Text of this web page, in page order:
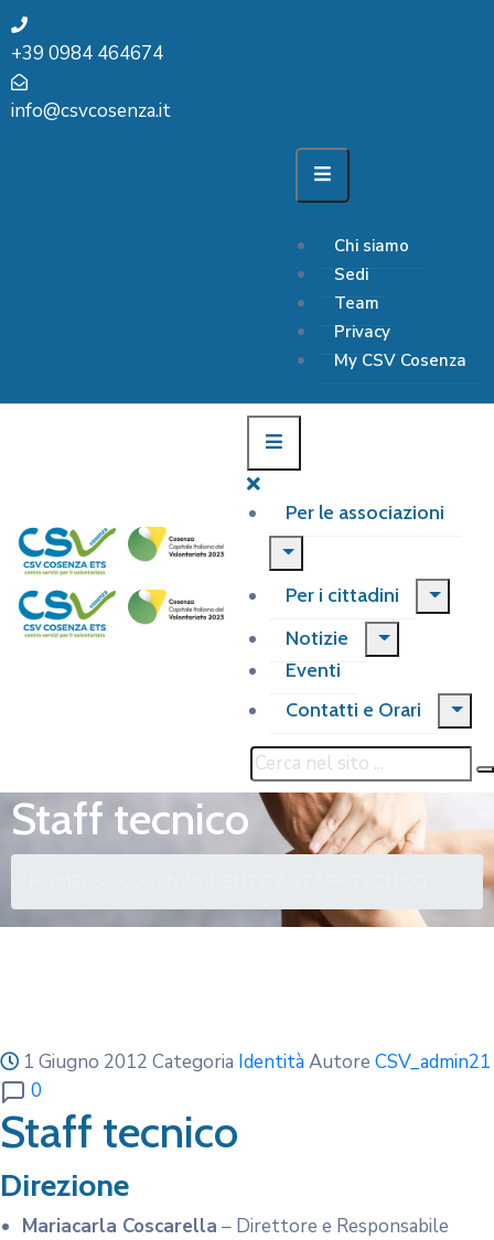
+39 0984 464674
info@csvcosenza.it
Chi siamo
Sedi
Team
Privacy
My CSV Cosenza
Per le associazioni
Per i cittadini
Notizie
Eventi
Contatti e Orari
Staff tecnico
1 Giugno 2012 Categoria IdentitàAutore CSV_admin21
0
Staff tecnico
Direzione
Mariacarla Coscarella – Direttore e Responsabile